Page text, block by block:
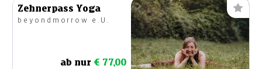
Zehnerpass Yoga
beyondmorrow e.U.
ab nur € 77,00